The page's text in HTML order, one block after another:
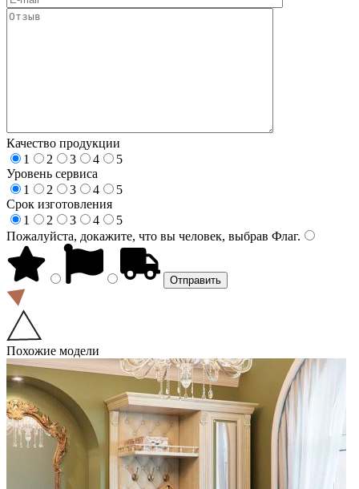
Качество продукции
1
2 3 4
5
Уровень сервиса
1
2 3 4
5
Срок изготовления
1
2 3 4
5
Пожалуйста, докажите, что вы человек, выбрав Флаг.
Похожие модели